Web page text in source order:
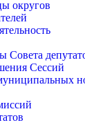
округов
Совета
Сессий